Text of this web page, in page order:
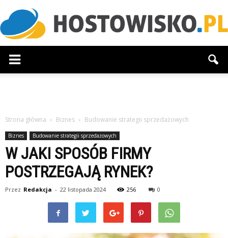
Strona główna Biznes Budowanie strategii sprzedażowych
Biznes Budowanie strategii sprzedażowych
W JAKI SPOSÓB FIRMY
POSTRZEGAJĄ RYNEK?
Przez Redakcja - 22 listopada 2024 256 0